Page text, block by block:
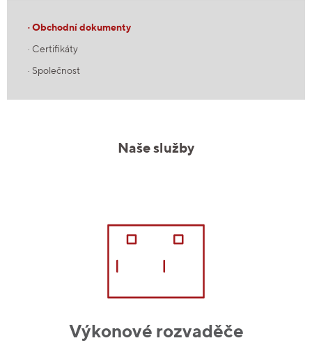
· Obchodní dokumenty
· Certifikáty
· Společnost
Naše služby
Výkonové rozvaděče